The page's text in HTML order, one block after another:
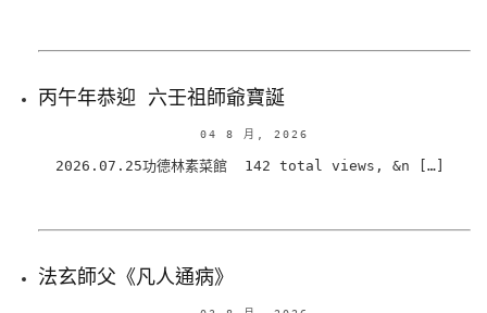
丙午年恭迎 六壬祖師爺寶誕
04 8 月, 2026
2026.07.25功德林素菜館 142 total views, &n […]
法玄師父《凡人通病》